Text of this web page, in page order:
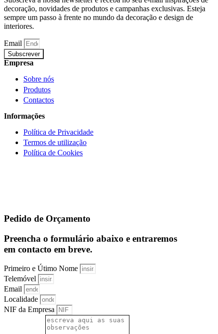
decoração, novidades de produtos e campanhas exclusivas. Esteja
sempre um passo à frente no mundo da decoração e design de
interiores.
Email
Subscrever
Empresa
Sobre nós
Produtos
Contactos
Informações
Política de Privacidade
Termos de utilização
Política de Cookies
Pedido de Orçamento
Preencha o formulário abaixo e entraremos
em contacto em breve.
Primeiro e Útimo Nome
Telemóvel
Email
Localidade
NIF da Empresa